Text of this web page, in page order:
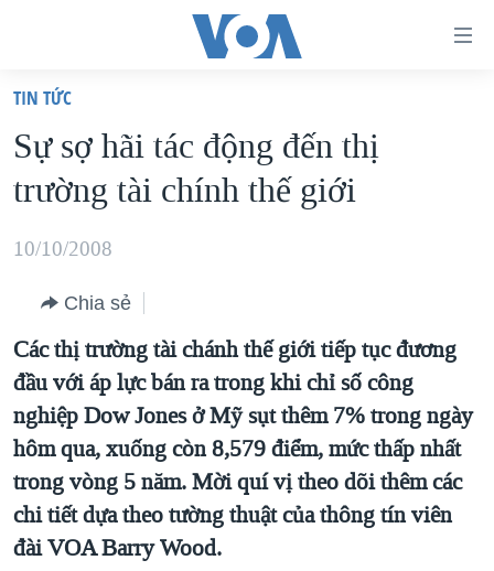
truy
cập
Tới
dung
chính
điều
hướng
chính
Đi
tới
"Tìm"
VIỆT NAM
HOA KỲ
BIỂN ĐÔNG
BLOG
DIỄN ĐÀN
MỤC
TỰ DO BÁO CHÍ
VẠCH TRẦN TIN GIẢ
NGƯỜI VIỆT HẢI NGOẠI
ĐỜI SỐNG
CHUYÊN ĐỀ
CHIẾN TRANH THƯƠNG MẠI CỦA MỸ: QUÁ KHỨ VÀ HIỆN
TẠI
HÀNH TRÌNH BẦU CỬ 2024
HỌC TIẾNG ANH
VIDEO
NGHE
TIN TỨC
Sự sợ hãi tác động đến thị
trường tài chính thế giới
10/10/2008
Chia sẻ
Các thị trường tài chánh thế giới tiếp tục đương
đầu với áp lực bán ra trong khi chỉ số công
nghiệp Dow Jones ở Mỹ sụt thêm 7% trong ngày
hôm qua, xuống còn 8,579 điểm, mức thấp nhất
trong vòng 5 năm. Mời quí vị theo dõi thêm các
chi tiết dựa theo tường thuật của thông tín viên
đài VOA Barry Wood.